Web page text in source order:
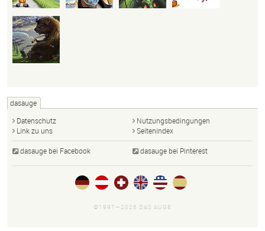
dasauge
Datenschutz
Nutzungsbedingungen
Link zu uns
Seitenindex
dasauge bei Facebook dasauge bei Pinterest
©1997—2026 DAS AUGE